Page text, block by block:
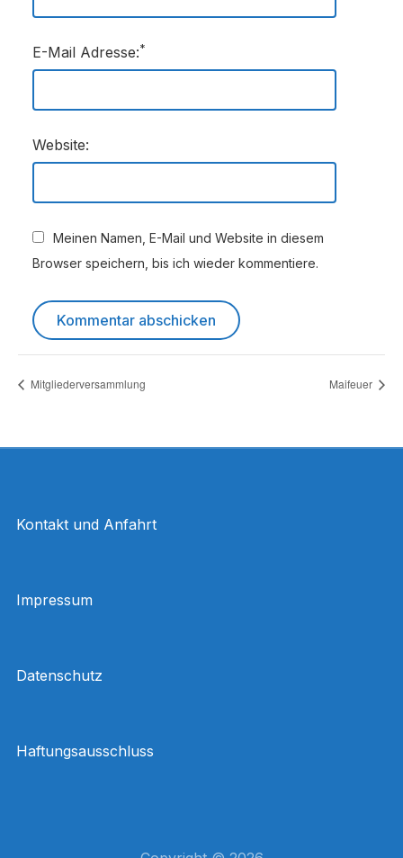
E-Mail Adresse:*
Website:
Meinen Namen, E-Mail und Website in diesem
Browser speichern, bis ich wieder kommentiere.
Mitgliederversammlung Maifeuer
Kontakt und Anfahrt
Impressum
Datenschutz
Haftungsausschluss